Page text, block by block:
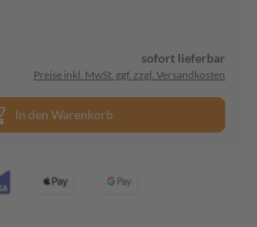
sofort lieferbar
Preise inkl. MwSt. ggf. zzgl. Versandkosten
In den Warenkorb